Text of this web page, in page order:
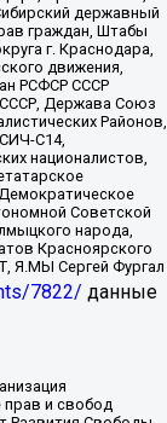
державный
граждан, Штабы
г. Краснодара,
движения,
РСФСР СССР
СССР, Держава Союз
Районов,
С14,
националистов,
Советской
народа,
Красноярского
Я.МЫ Сергей Фургал
7822/ данные
Невзоров Александр Глебович, Пархоменко Сергей Борисович, Сироткин Ярослав Николаевич, Кара-Мурза Владимир Владимирович, Баранова Наталья Владимировна, Гозман Леонид Яковлевич, Кагарлицкий Борис Юльевич, Климарев Михаил Валерьевич, Милов Владимир Станиславович, Автономная некоммерческая организация Краснодарский центр современного искусства "Типография", Моргенштерн Алишер Тагирович, Соболь Любовь Эдуардовна, Общество с ограниченной ответственностью "ЛИЗА НОРМ", Каспаров Гарри Кимович, Ходорковский Михаил Борисович, Общество с ограниченной ответственностью "Апрельские тезисы", Данилович Ирина Брониславовна, Кашин Олег Владимирович, Петров Николай Владимирович, Пивоваров Алексей Владимирович, Соколов Михаил Владимирович, Цветкова Юлия Владимировна, Чичваркин Евгений Александрович, Комитет против пыток/Команда против пыток, Общество с ограниченной ответственностью "Первый научный", Общество с ограниченной ответственностью "Вертолет и ко", Белоцерковская Вероника Борисовна, Кац Максим Евгеньевич, Лазарева Татьяна Юрьевна, Шаведдинов Руслан Табризович, Яшин Илья Валерьевич, Общество с ограниченной ответственностью "Иноагент ААВ", Алешковский Дмитрий Петрович, Альбац Евгения Марковна, Быков Дмитрий Львович, Галямина Юлия Евгеньевна, Лойко Сергей Леонидович, Мартынов Кирилл Константинович, Медведев Сергей Александрович, Крашенинников Федор Геннадиевич, Гордеева Катерина Вл